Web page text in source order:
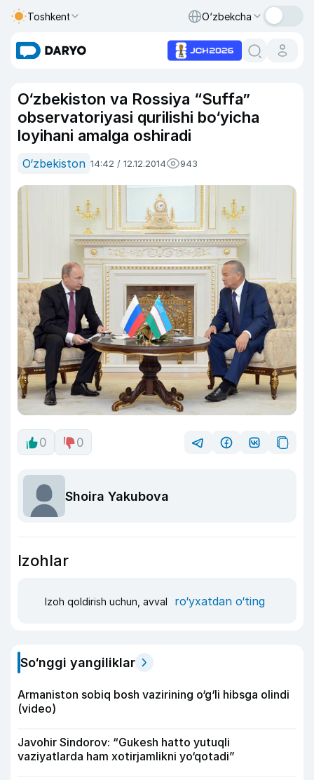
Toshkent O‘zbekcha
O‘zbekiston va Rossiya “Suffa”
observatoriyasi qurilishi bo‘yicha
loyihani amalga oshiradi
O‘zbekiston 14:42 / 12.12.2014 943
0 0
Shoira Yakubova
Izohlar
Izoh qoldirish uchun, avval ro‘yxatdan o‘ting
So‘nggi yangiliklar
Armaniston sobiq bosh vazirining o‘g‘li hibsga olindi
(video)
Javohir Sindorov: “Gukesh hatto yutuqli
vaziyatlarda ham xotirjamlikni yo‘qotadi”